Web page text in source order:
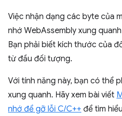
Việc nhận dạng các byte của
nhớ WebAssembly xung
Bạn phải biết kích thước của
từ đầu đối tượng.
Với tính năng này, bạn có thể
xung quanh. Hãy xem bài viết
nhớ để gỡ lỗi C/C++ để tìm